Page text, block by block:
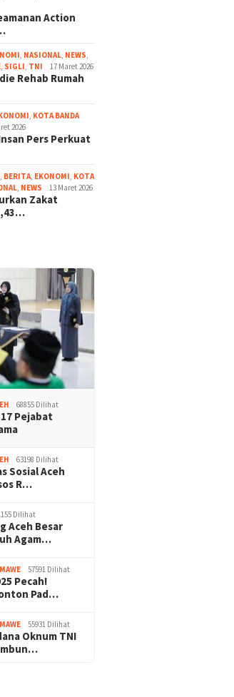
Action
NASIONAL NEWS
SIGLI TNI 17 Maret 2026
Rehab Rumah
KOTA BANDA
2026
Pers Perkuat
BERITA EKONOMI KOTA
NEWS 13 Maret 2026
Zakat
68855 Dilihat
Pejabat
63198 Dilihat
Sosial Aceh
R…
Dilihat
Aceh Besar
Agam…
57591 Dilihat
Pecah!
Pad…
55931 Dilihat
Oknum TNI